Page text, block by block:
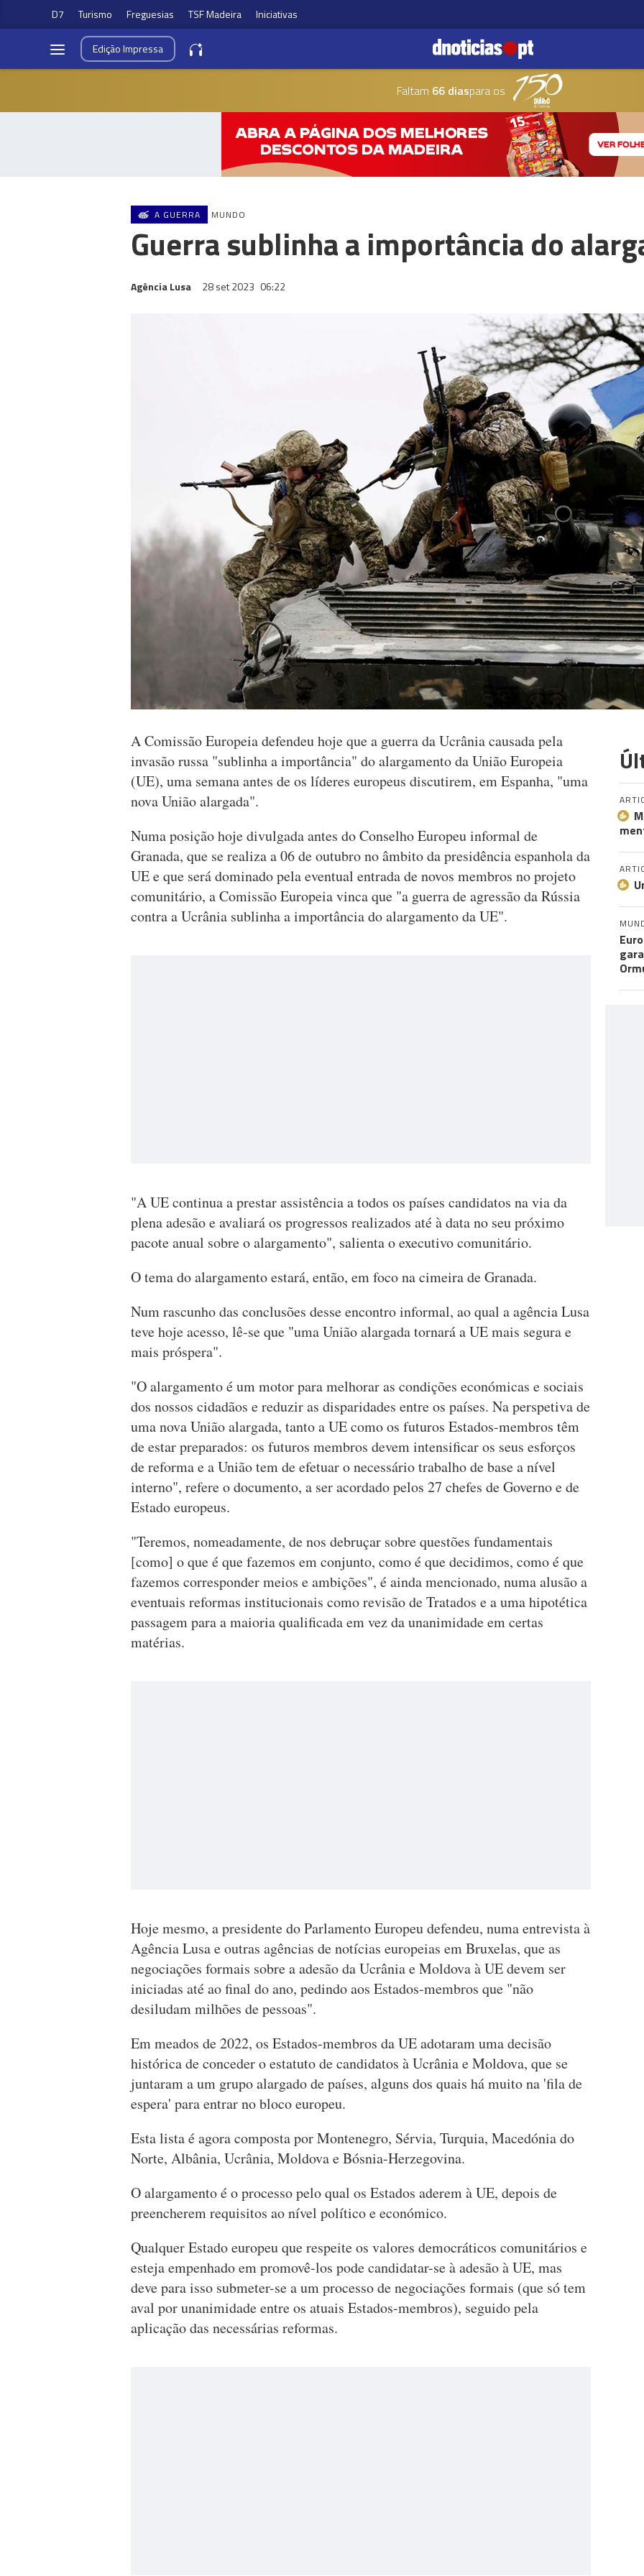
D7 Turismo Freguesias TSF Madeira Iniciativas
EdiçãoImpressa
Faltam 66 diaspara os
A GUERRA MUNDO
Guerra sublinha a importância do
Agência Lusa 28 set 2023 06:22
A Comissão Europeia defendeu hoje que a guerra da Ucrânia causada pela
invasão russa "sublinha a importância" do alargamento da União Europeia
(UE), uma semana antes de os líderes europeus discutirem, em Espanha, "uma
nova União alargada".
Numa posição hoje divulgada antes do Conselho Europeu informal de
Granada, que se realiza a 06 de outubro no âmbito da presidência espanhola da
UE e que será dominado pela eventual entrada de novos membros no projeto
comunitário, a Comissão Europeia vinca que "a guerra de agressão da Rússia
contra a Ucrânia sublinha a importância do alargamento da UE".
"A UE continua a prestar assistência a todos os países candidatos na via da
plena adesão e avaliará os progressos realizados até à data no seu próximo
pacote anual sobre o alargamento", salienta o executivo comunitário.
O tema do alargamento estará, então, em foco na cimeira de Granada.
Num rascunho das conclusões desse encontro informal, ao qual a agência Lusa
teve hoje acesso, lê-se que "uma União alargada tornará a UE mais segura e
mais próspera".
"O alargamento é um motor para melhorar as condições económicas e sociais
dos nossos cidadãos e reduzir as disparidades entre os países. Na perspetiva de
uma nova União alargada, tanto a UE como os futuros Estados-membros têm
de estar preparados: os futuros membros devem intensificar os seus esforços
de reforma e a União tem de efetuar o necessário trabalho de base a nível
interno", refere o documento, a ser acordado pelos 27 chefes de Governo e de
Estado europeus.
"Teremos, nomeadamente, de nos debruçar sobre questões fundamentais
[como] o que é que fazemos em conjunto, como é que decidimos, como é que
fazemos corresponder meios e ambições", é ainda mencionado, numa alusão a
eventuais reformas institucionais como revisão de Tratados e a uma hipotética
passagem para a maioria qualificada em vez da unanimidade em certas
matérias.
Hoje mesmo, a presidente do Parlamento Europeu defendeu, numa entrevista à
Agência Lusa e outras agências de notícias europeias em Bruxelas, que as
negociações formais sobre a adesão da Ucrânia e Moldova à UE devem ser
iniciadas até ao final do ano, pedindo aos Estados-membros que "não
desiludam milhões de pessoas".
Em meados de 2022, os Estados-membros da UE adotaram uma decisão
histórica de conceder o estatuto de candidatos à Ucrânia e Moldova, que se
juntaram a um grupo alargado de países, alguns dos quais há muito na 'fila de
espera' para entrar no bloco europeu.
Esta lista é agora composta por Montenegro, Sérvia, Turquia, Macedónia do
Norte, Albânia, Ucrânia, Moldova e Bósnia-Herzegovina.
O alargamento é o processo pelo qual os Estados aderem à UE, depois de
preencherem requisitos ao nível político e económico.
Qualquer Estado europeu que respeite os valores democráticos comunitários e
esteja empenhado em promovê-los pode candidatar-se à adesão à UE, mas
deve para isso submeter-se a um processo de negociações formais (que só tem
aval por unanimidade entre os atuais Estados-membros), seguido pela
aplicação das necessárias reformas.